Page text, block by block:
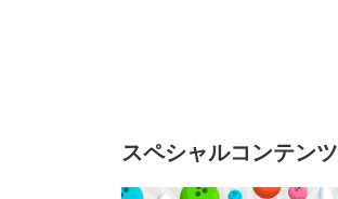
スペシャルコンテンツ